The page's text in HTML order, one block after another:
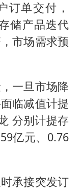
订单交付，
储产品迭代
市场需求预
一旦市场降
临减值计提
分别计提存
亿元、0.76
承接突发订